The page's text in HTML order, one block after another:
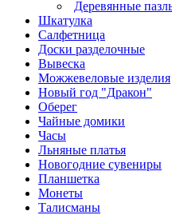
Деревянные
Шкатулка
Салфетница
Доски разделочные
Вывеска
Можжевеловые изделия
Новый год "Дракон"
Оберег
Чайные домики
Часы
Льняные платья
Новогодние сувениры
Планшетка
Монеты
Талисманы